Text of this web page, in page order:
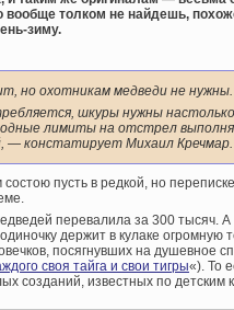
вообще толком не найдешь,
зиму.
но охотникам медведи не нужны.
шкуры нужны
лимиты на отстрел
, — констатирует Михаил Кречмар.
пусть в редкой, но
перевалила за 300 тысяч. А
держит в кулаке
посягнувших на душевное
своя тайга и свои тигры«). То
созданий, известных по детским